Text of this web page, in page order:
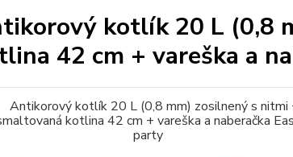
kotlík 20 L (0,8
42 cm + vareška a